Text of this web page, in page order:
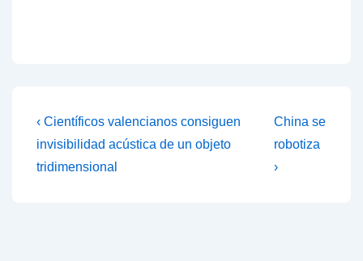
Navegación
de
entradas
La
entrada
anterior
‹ Científicos valencianos consiguen
invisibilidad acústica de un objeto
tridimensional
La
entrada
siguiente
China se
robotiza
›